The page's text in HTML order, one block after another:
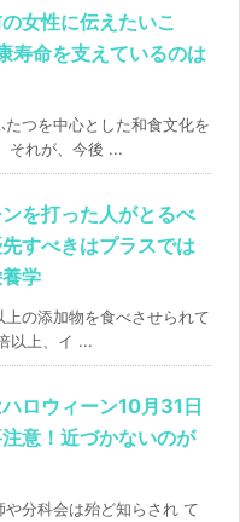
女性に伝えたいこ
寿命を支えているのは
つを中心とした和食文化を
それが、今後 ...
ンを打った人がとるべ
すべきはプラスでは
学
の添加物を食べさせられて
以上、イ ...
ロウィーン10月31日
注意！近づかないのが
分科会は殆ど知らされ て